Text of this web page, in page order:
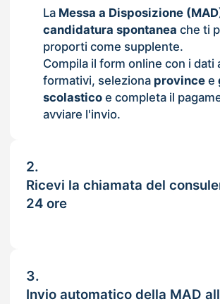
La Messa a Disposizione
candidatura spontanea che ti
proporti come supplente.
Compila il form online con i dati
formativi, seleziona provincee
scolasticoe completa il
avviare l'invio.
2.
Ricevi la chiamata del
24 ore
3.
Invio automatico della MAD